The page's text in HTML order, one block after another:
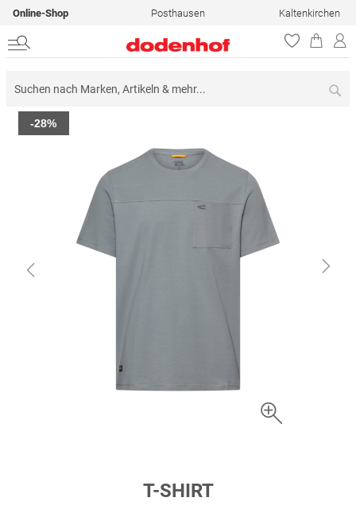
Online-Shop Posthausen Kaltenkirchen
Zum
Ende
-28%
T-SHIRT